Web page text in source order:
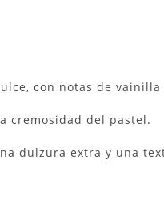
con notas de vainilla
cremosidad del pastel.
dulzura extra y una